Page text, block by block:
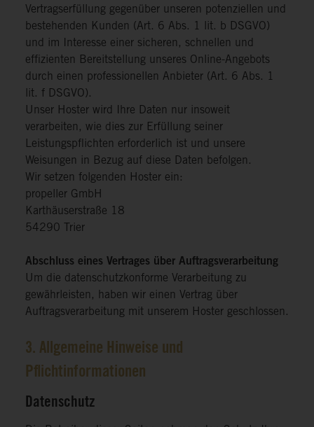
Vertragserfüllung gegenüber unseren potenziellen und
bestehenden Kunden (Art. 6 Abs. 1 lit. b DSGVO)
und im Interesse einer sicheren, schnellen und
effizienten Bereitstellung unseres Online-Angebots
durch einen professionellen Anbieter (Art. 6 Abs. 1
lit. f DSGVO).
Unser Hoster wird Ihre Daten nur insoweit
verarbeiten, wie dies zur Erfüllung seiner
Leistungspflichten erforderlich ist und unsere
Weisungen in Bezug auf diese Daten befolgen.
Wir setzen folgenden Hoster ein:
propeller GmbH
Karthäuserstraße 18
54290 Trier
Abschluss eines Vertrages über Auftragsverarbeitung
Um die datenschutzkonforme Verarbeitung zu
gewährleisten, haben wir einen Vertrag über
Auftragsverarbeitung mit unserem Hoster geschlossen.
3. Allgemeine Hinweise und
Pflichtinformationen
Datenschutz